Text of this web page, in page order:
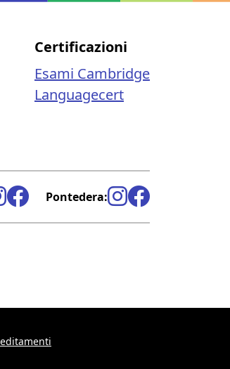
Certificazioni
Esami Cambridge
Languagecert
Pontedera: